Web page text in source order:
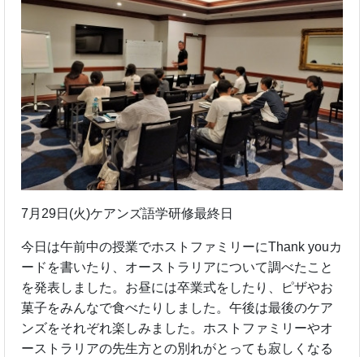
7月29日(火)ケアンズ語学研修最終日
今日は午前中の授業でホストファミリーにThank youカ
ードを書いたり、オーストラリアについて調べたこと
を発表しました。お昼には卒業式をしたり、ピザやお
菓子をみんなで食べたりしました。午後は最後のケア
ンズをそれぞれ楽しみました。ホストファミリーやオ
ーストラリアの先生方との別れがとっても寂しくなる